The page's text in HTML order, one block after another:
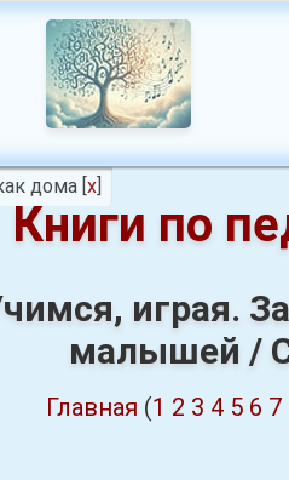
дома [x]
Книги по
играя.
малышей /
Главная (1 2 3 4 5 6 7